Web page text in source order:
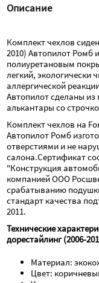
Описание
Комплект чехлов
2010) Автопилот Ромб
полиуретановым
легкий,
аллергической
Автопилот сделаны из
алькантары со
Комплект чехлов на
Автопилот Ромб
отверстиями и не
салона.Сертификат
"Конструкция
компанией ООО
срабатыванию
стандарт качества
2011.
Технические
дорестайлинг (2006-
Материал:
Цвет: